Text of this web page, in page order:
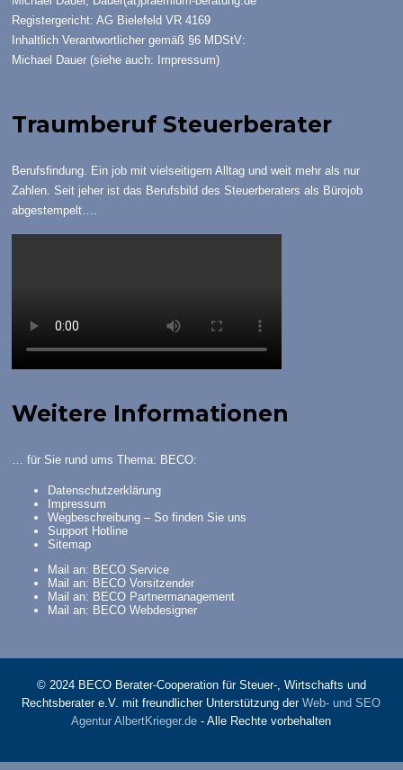
Registergericht: AG Bielefeld VR 4169
Inhaltlich Verantwortlicher gemäß §6 MDStV:
Michael Dauer (siehe auch:
Impressum)
Traumberuf Steuerberater
Berufsfindung. Ein job mit vielseitigem Alltag und weit mehr als nur
Zahlen. Seit jeher ist das Berufsbild des Steuerberaters als Bürojob
abgestempelt….
Weitere Informationen
… für Sie rund ums Thema: BECO:
Datenschutzerklärung
Impressum
Wegbeschreibung – So finden Sie uns
Support Hotline
Sitemap
Mail an: BECO Service
Mail an: BECO Vorsitzender
Mail an: BECO Partnermanagement
Mail an: BECO Webdesigner
© 2024 BECO Berater-Cooperation für Steuer-, Wirtschafts und
Rechtsberater e.V. mit freundlicher Unterstützung derWeb- und SEO
Agentur AlbertKrieger.de - Alle Rechte vorbehalten